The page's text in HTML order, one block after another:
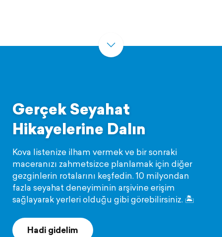
Gerçek Seyahat
Hikayelerine Dalın
Kova listenize ilham vermek ve bir sonraki
maceranızı zahmetsizce planlamak için diğer
gezginlerin rotalarını keşfedin. 10 milyondan
fazla seyahat deneyiminin arşivine erişim
sağlayarak yerleri olduğu gibi görebilirsiniz. 🏝️️
Hadi gidelim